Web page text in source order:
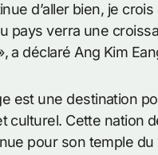
d’aller bien, je
pays verra une
a déclaré Ang Kim
est une destination
culturel. Cette nation
pour son temple du